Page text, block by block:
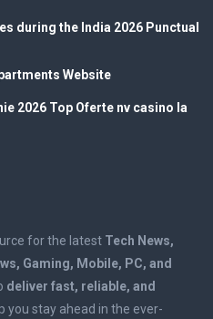
during the India 2026 Punctual
Website
2026 Top Oferte nv casino la
for the latest Tech News,
Gaming, Mobile, PC, and
deliver fast, reliable, and
you stay ahead in the ever-